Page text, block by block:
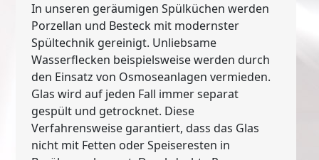
In unseren geräumigen Spülküchen werden
Porzellan und Besteck mit modernster
Spültechnik gereinigt. Unliebsame
Wasserflecken beispielsweise werden durch
den Einsatz von Osmoseanlagen vermieden.
Glas wird auf jeden Fall immer separat
gespült und getrocknet. Diese
Verfahrensweise garantiert, dass das Glas
nicht mit Fetten oder Speiseresten in